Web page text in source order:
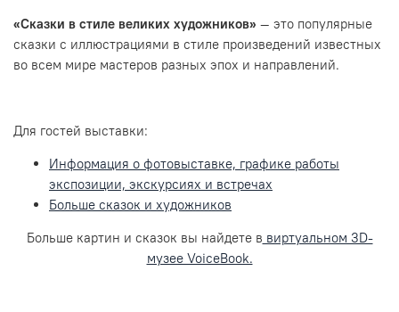
«Сказки в стиле великих художников» — это популярные
сказки с иллюстрациями в стиле произведений известных
во всем мире мастеров разных эпох и направлений.
Для гостей выставки:
Информация о фотовыставке, графике работы
экспозиции, экскурсиях и встречах
Больше сказок и художников
Больше картин и сказок вы найдете в виртуальном 3D-
музее VoiceBook.